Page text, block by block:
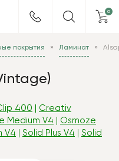
0
покрытия Ламинат
400
Creativ
Medium V4
Osmoze
V4 Solid Plus V4
Solid